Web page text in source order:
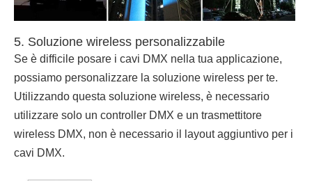
5. Soluzione wireless personalizzabile
Se è difficile posare i cavi DMX nella tua applicazione,
possiamo personalizzare la soluzione wireless per te.
Utilizzando questa soluzione wireless, è necessario
utilizzare solo un controller DMX e un trasmettitore
wireless DMX, non è necessario il layout aggiuntivo per i
cavi DMX.